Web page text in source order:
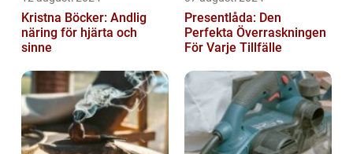
Kristna Böcker: Andlig
näring för hjärta och
sinne
Presentlåda: Den
Perfekta Överraskningen
För Varje Tillfälle